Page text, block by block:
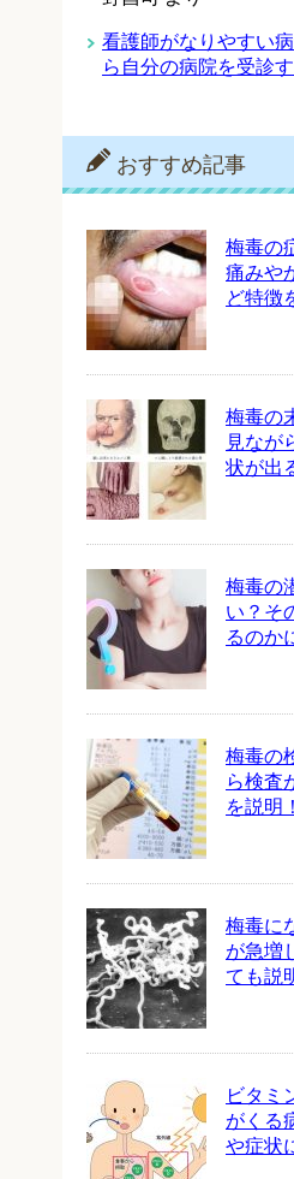
看護師がなりやすい
ら自分の病院を受診
おすすめ記事
梅毒の
痛みや
ど特徴
梅毒の
見なが
状が出
梅毒の
い？そ
るのか
梅毒の
ら検査
を説明
梅毒に
が急増
ても説
ビタミ
がくる
や症状